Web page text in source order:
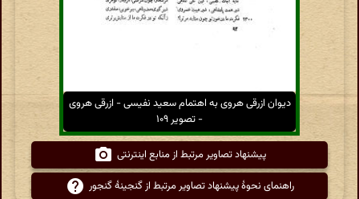
دیوان ازرقی هروی به اهتمام سعید نفیسی - ازرقی هروی
- تصویر ۱۰۹
پیشنهاد تصاویر مرتبط از منابع اینترنتی
راهنمای نحوهٔ پیشنهاد تصاویر مرتبط از گنجینهٔ گنجور